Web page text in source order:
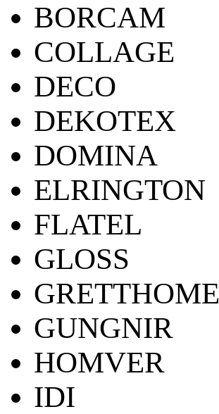
BORCAM
COLLAGE
DECO
DEKOTEX
DOMINA
ELRINGTON
FLATEL
GLOSS
GRETTHOME
GUNGNIR
HOMVER
IDI